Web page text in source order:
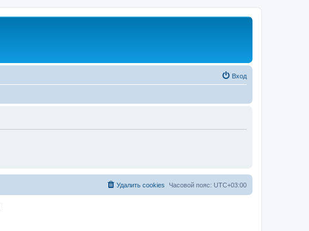
Вход
Часовой пояс: UTC+03:00
Удалить cookies